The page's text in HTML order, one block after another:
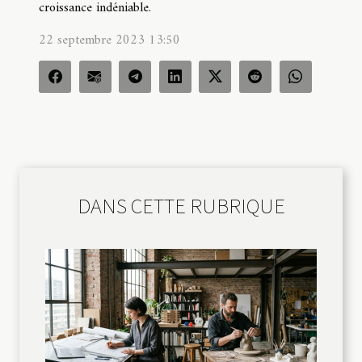
croissance indéniable.
22 septembre 2023 13:50
DANS CETTE RUBRIQUE